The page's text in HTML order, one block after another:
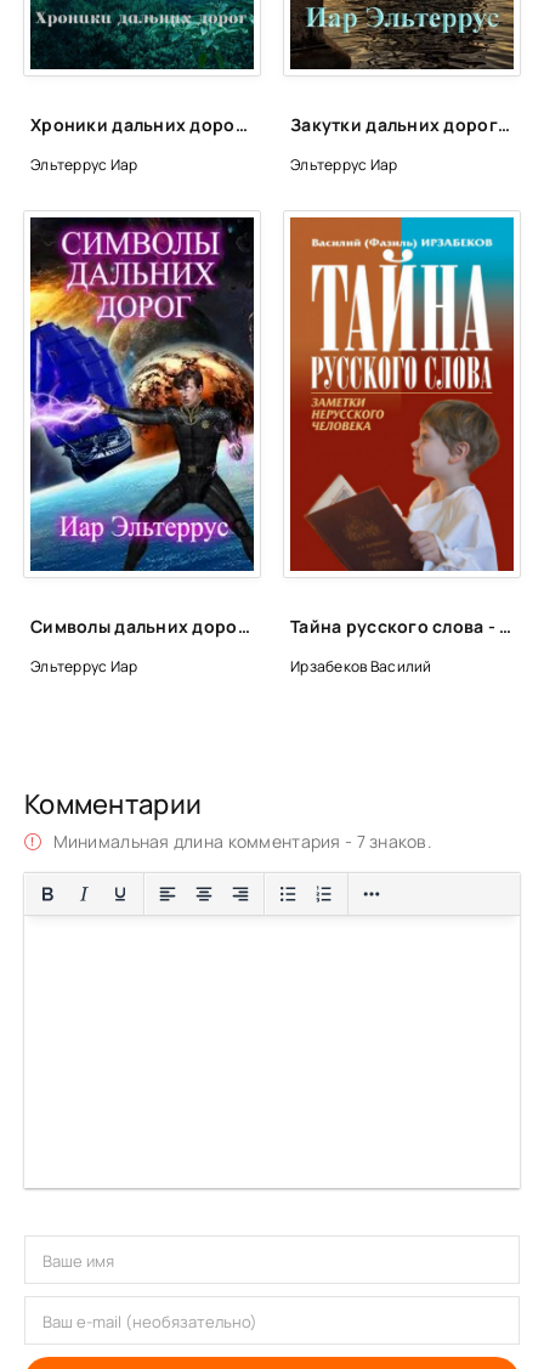
Хроники дальних дорог - Иар Эльтеррус
Эльтеррус Иар
Закутки дальних дорог - Иар Эльтеррус
Эльтеррус Иар
Символы дальних дорог - Иар Эльтеррус
Эльтеррус Иар
Тайна русского слова - Василий Ирзабеков
Ирзабеков Василий
Комментарии
Минимальная длина комментария - 7 знаков.